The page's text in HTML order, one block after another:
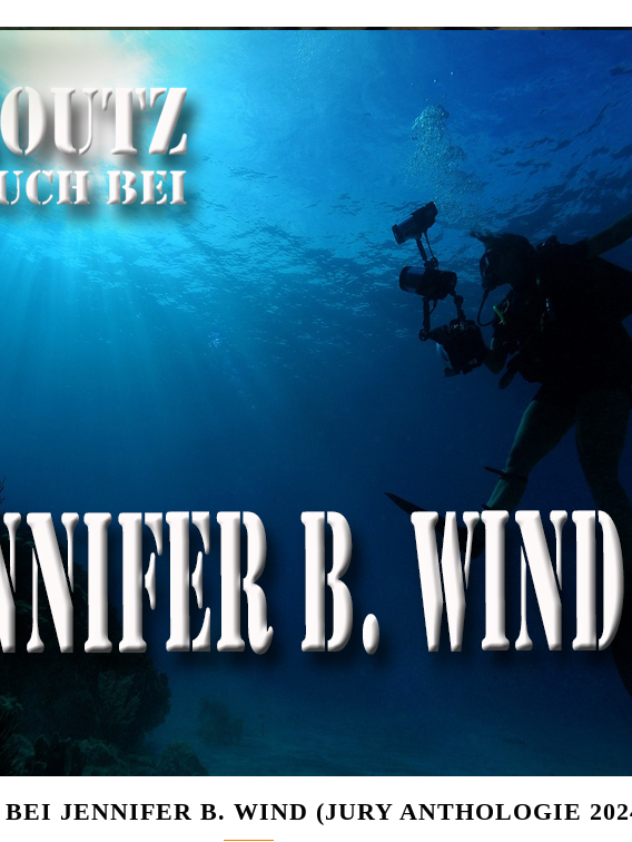
BEI JENNIFER B. WIND (JURY ANTHOLOGIE